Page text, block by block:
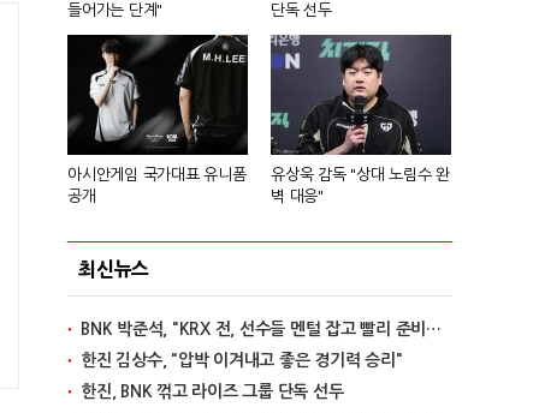
들어가는 단계" 단독 선두
아시안게임 국가대표 유니폼
공개
유상욱 감독 "상대 노림수 완
벽 대응"
최신뉴스
BNK 박준석, "KRX 전, 선수들 멘털 잡고 빨리 준비할 것"
한진 김상수, "압박 이겨내고 좋은 경기력 승리"
한진, BNK 꺾고 라이즈 그룹 단독 선두